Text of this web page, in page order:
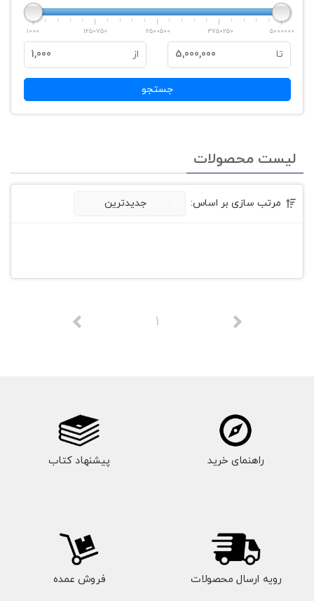
1000 1250750 2500500 3750250 5000000
تا 5,000,000 از 1,000
جستجو
لیست محصولات
مرتب سازی بر اساس: جدیدترین
1
راهنمای خرید پیشنهاد کتاب
رویه ارسال محصولات فروش عمده